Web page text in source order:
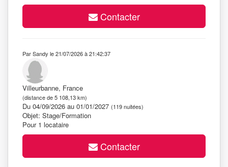
Contacter
Par Sandy le 21/07/2026 à 21:42:37
Villeurbanne, France
(distance de 5 108,13 km)
Du 04/09/2026 au 01/01/2027 (119 nuitées)
Objet: Stage/Formation
Pour 1 locataire
Contacter